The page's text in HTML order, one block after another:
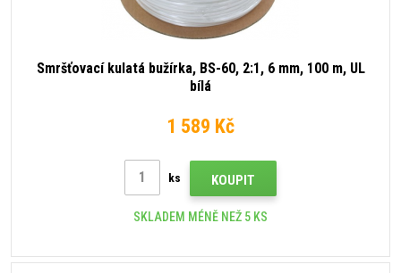
Smršťovací kulatá bužírka, BS-60, 2:1, 6 mm, 100 m, UL
bílá
1 589 Kč
ks KOUPIT
SKLADEM MÉNĚ NEŽ 5 KS